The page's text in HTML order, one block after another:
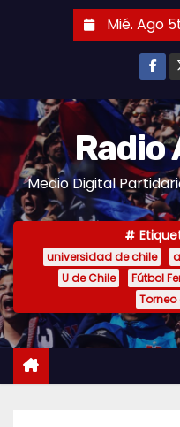
a
l
c
o
n
t
e
n
d
Mié. Ago
Radio
Medio Digital
universidad de chile
U de Chile
Fútbol